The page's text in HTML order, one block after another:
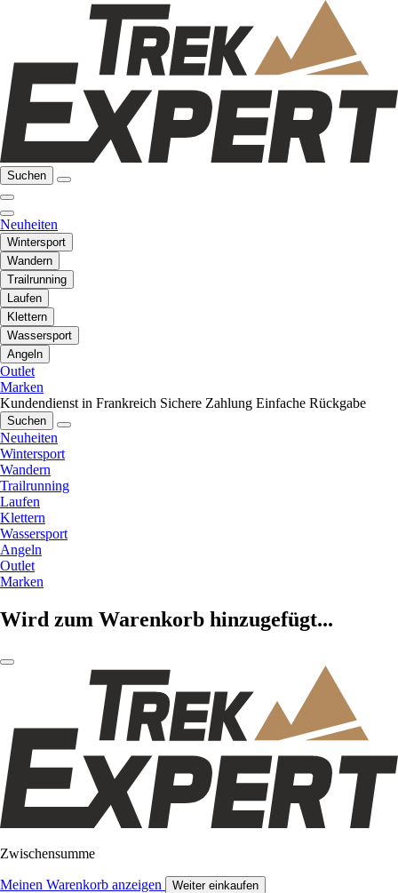
Suchen
Neuheiten
Wintersport
Wandern
Trailrunning
Laufen
Klettern
Wassersport
Angeln
Outlet
Marken
Kundendienst in Frankreich Sichere Zahlung Einfache Rückgabe
Suchen
Neuheiten
Wintersport
Wandern
Trailrunning
Laufen
Klettern
Wassersport
Angeln
Outlet
Marken
Wird zum Warenkorb hinzugefügt...
Zwischensumme
Meinen Warenkorb anzeigen Weiter einkaufen